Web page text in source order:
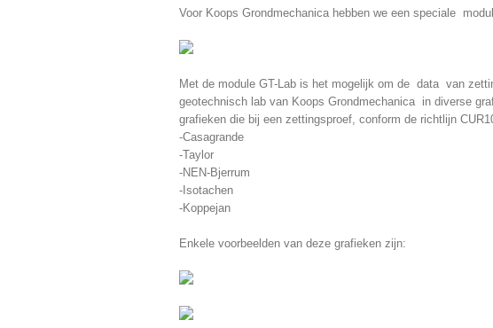
Voor Koops Grondmechanica hebben we een speciale
Met de module GT-Lab is het mogelijk om de data van
geotechnisch lab van Koops Grondmechanica in diverse
grafieken die bij een zettingsproef, conform de richtlijn
-Casagrande
-Taylor
-NEN-Bjerrum
-Isotachen
-Koppejan
Enkele voorbeelden van deze grafieken zijn: